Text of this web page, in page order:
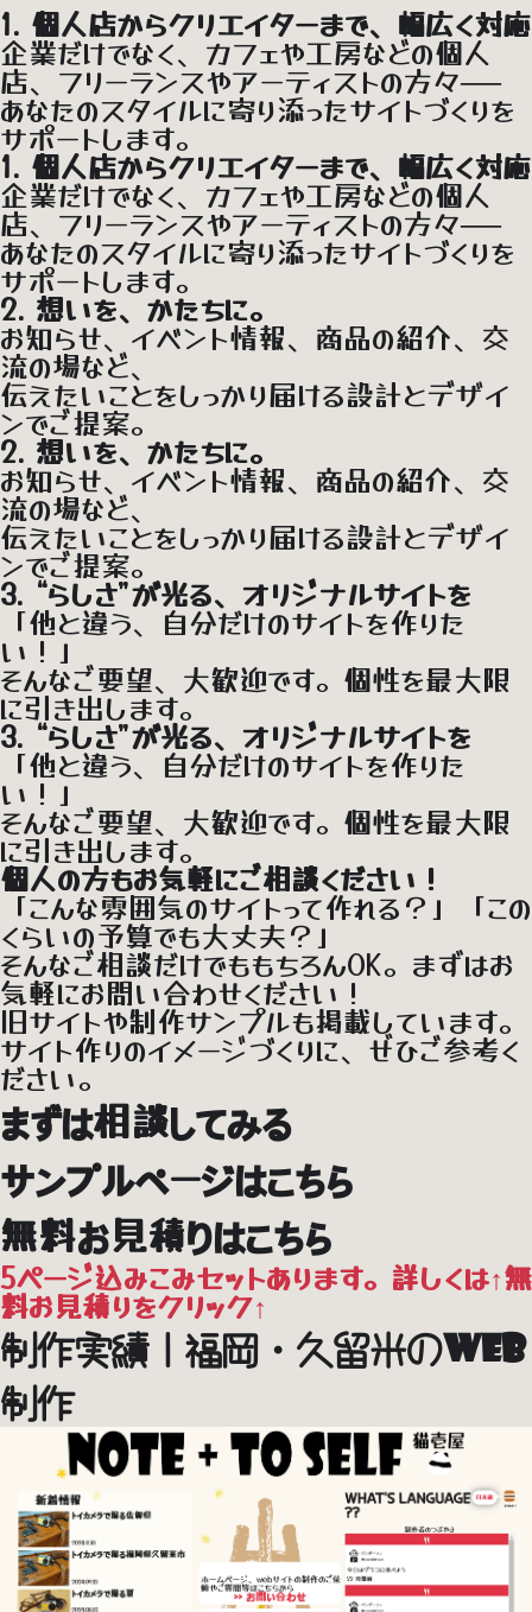
1. 個人店からクリエイターまで、幅広く対応
企業だけでなく、カフェや工房などの個人
店、フリーランスやアーティストの方々──
あなたのスタイルに寄り添ったサイトづくりを
サポートします。
1. 個人店からクリエイターまで、幅広く対応
企業だけでなく、カフェや工房などの個人
店、フリーランスやアーティストの方々──
あなたのスタイルに寄り添ったサイトづくりを
サポートします。
2. 想いを、かたちに。
お知らせ、イベント情報、商品の紹介、交
流の場など、
伝えたいことをしっかり届ける設計とデザイ
ンでご提案。
2. 想いを、かたちに。
お知らせ、イベント情報、商品の紹介、交
流の場など、
伝えたいことをしっかり届ける設計とデザイ
ンでご提案。
3. “らしさ”が光る、オリジナルサイトを
「他と違う、自分だけのサイトを作りた
い！」
そんなご要望、大歓迎です。個性を最大限
に引き出します。
3. “らしさ”が光る、オリジナルサイトを
「他と違う、自分だけのサイトを作りた
い！」
そんなご要望、大歓迎です。個性を最大限
に引き出します。
個人の方もお気軽にご相談ください！
「こんな雰囲気のサイトって作れる？」「この
くらいの予算でも大丈夫？」
そんなご相談だけでももちろんOK。まずはお
気軽にお問い合わせください！
旧サイトや制作サンプルも掲載しています。
サイト作りのイメージづくりに、ぜひご参考く
ださい。
まずは相談してみる
サンプルページはこちら
無料お見積りはこちら
5ページ込みこみセットあります。詳しくは↑無
料お見積りをクリック↑
制作実績｜福岡・久留米のWeb
制作